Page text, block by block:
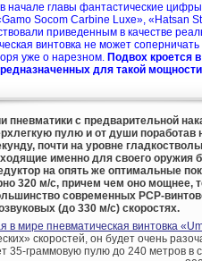
начале главы фантастические
Socom Carbine Luxe», «Hatsan
приведенным в качестве
винтовка не может
уже о нарезном. Подвох кроется
для такой
пневматики с предварительной
пулю и от души
почти на уровне
именно для своего оружия
на опять же оптимальные
320 м/с, причем чем оно мощнее,
современных PCP-
(до 330 м/с) скоростях.
в мире пневматическая винтовка
скоростей, он будет очень
35-граммовую пулю до 240 метров в